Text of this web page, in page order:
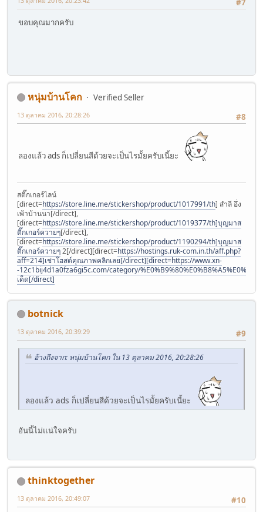
ขอบคุณมากครับ
หนุ่มบ้านโคก
Verified Seller
#8
13 ตุลาคม 2016, 20:28:26
ลองแล้ว ads ก็เปลี่ยนสีด้วยจะเป็นไรมั้ยครับเนี้ยะ
สติ๊กเกอร์ไลน์
[direct=https://store.line.me/stickershop/product/1017991/th] สำลี อึ่ง
เพ้าบ้านนา[/direct],
[direct=https://store.line.me/stickershop/product/1019377/th]บุญมาส
ติ๊กเกอร์ควายๆ[/direct],
[direct=https://store.line.me/stickershop/product/1190294/th]บุญมาส
ติ๊กเกอร์ควายๆ2[/direct][direct=https://hostings.ruk-com.in.th/aff.php?
aff=214]เช่าโฮสต์คุณภาพคลิกเลย[/direct][direct=https://www.xn-
-12c1bij4d1a0fza6gi5c.com/category/
เด็ด[/direct]
botnick
#9
13 ตุลาคม 2016, 20:39:29
อ้างถึงจาก: หนุ่มบ้านโคก ใน 13 ตุลาคม 2016, 20:28:26
ลองแล้ว ads ก็เปลี่ยนสีด้วยจะเป็นไรมั้ยครับเนี้ยะ
อันนี้ไม่แน่ใจครับ
thinktogether
#10
13 ตุลาคม 2016, 20:49:07